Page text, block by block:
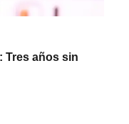
Tres años sin